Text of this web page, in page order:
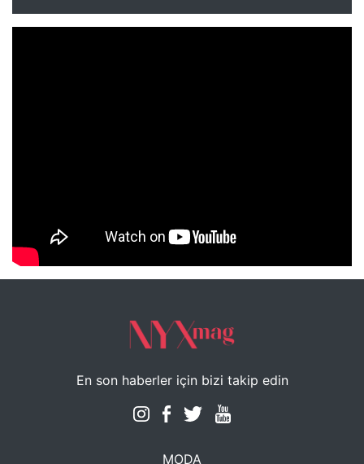
NYXmag 2. Yaş Kutlama Etkinliği
En son haberler için bizi takip edin
MODA